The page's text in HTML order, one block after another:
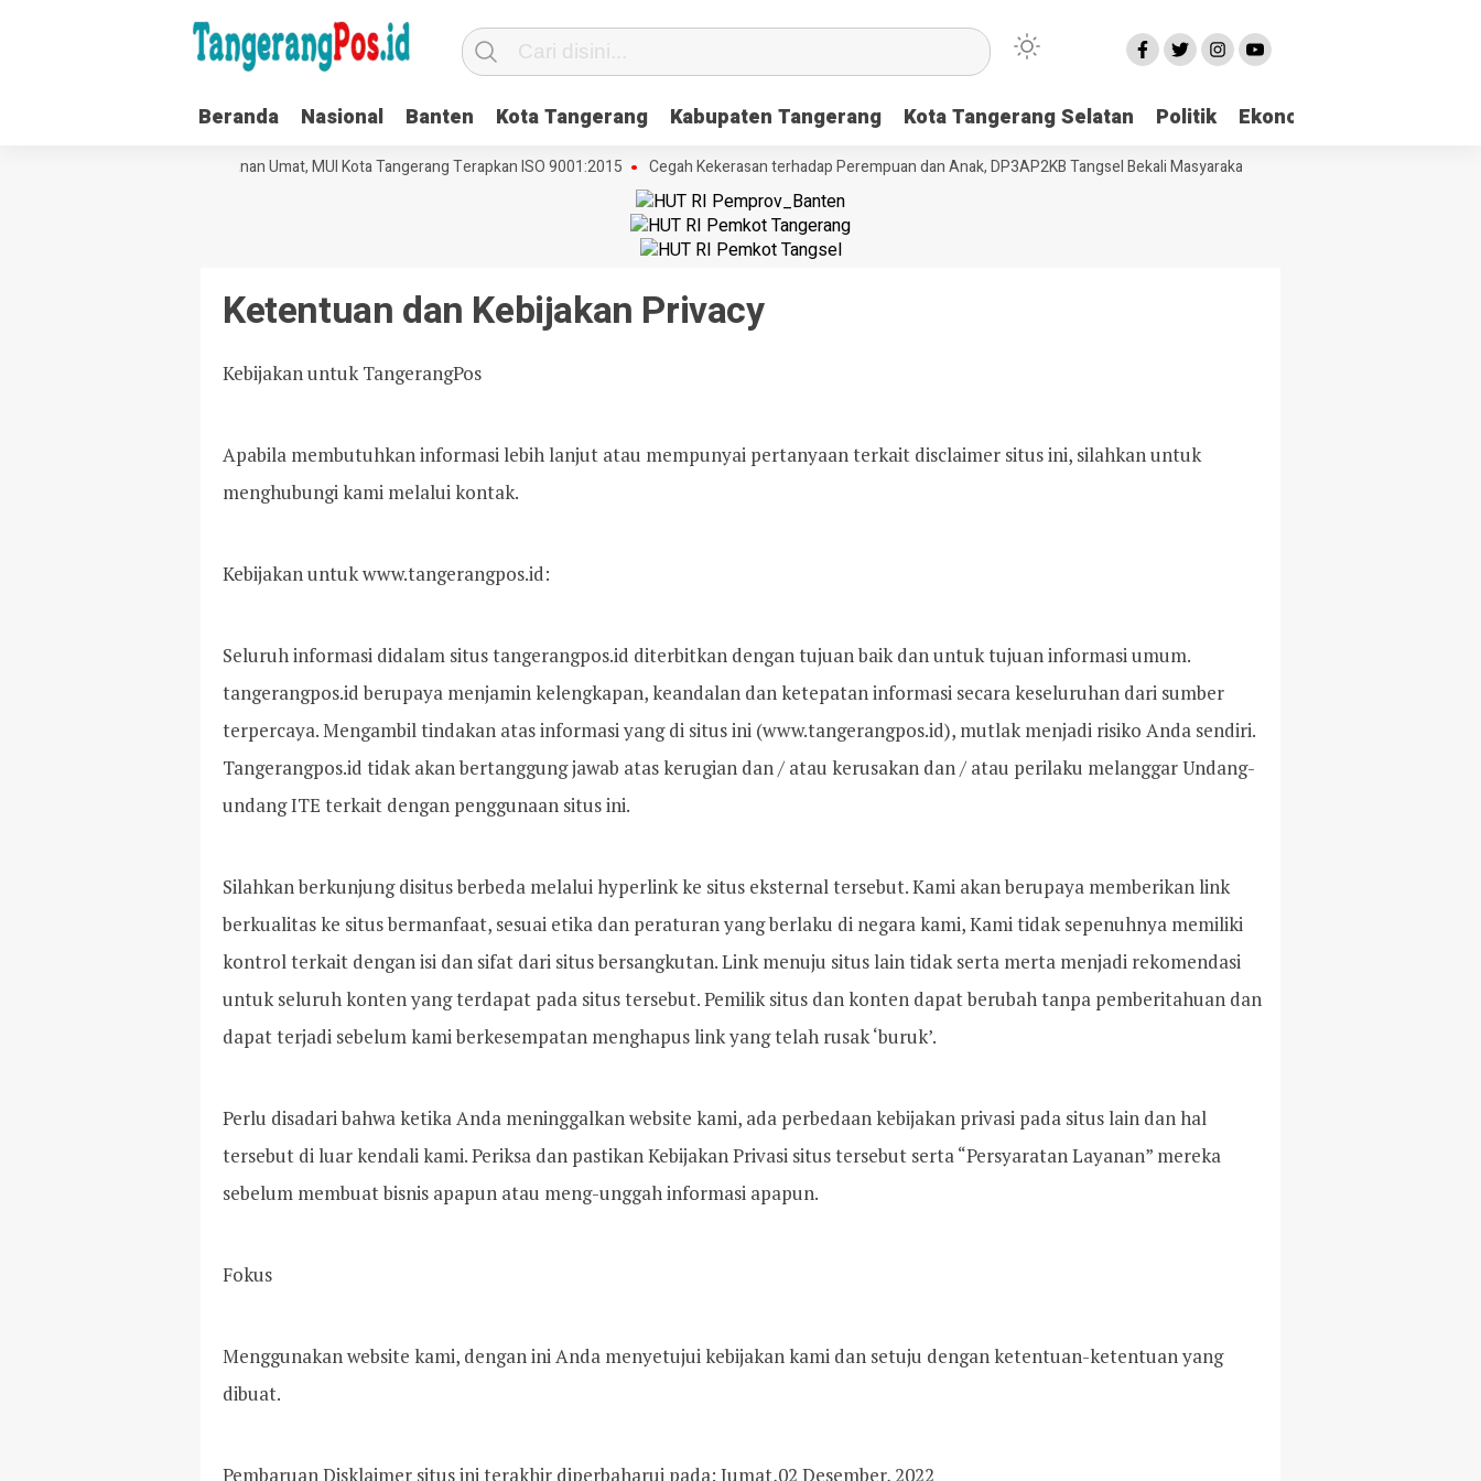
Beranda Nasional Banten Kota Tangerang Kabupaten Tangerang Kota Tangerang Selatan Politik Ekonomi
Kelola Organisasi dan Pelayanan Umat, MUI Kota Tangerang Terapkan ISO 9001:2015 Cegah Kekerasan terhadap Perempuan dan Anak, DP3AP2KB Tangsel Bekali Masyarakat Manajemen Stres dan Dukungan
Ketentuan dan Kebijakan Privacy
Kebijakan untuk TangerangPos
Apabila membutuhkan informasi lebih lanjut atau mempunyai pertanyaan terkait disclaimer situs ini, silahkan untuk
menghubungi kami melalui kontak.
Kebijakan untuk www.tangerangpos.id:
Seluruh informasi didalam situs tangerangpos.id diterbitkan dengan tujuan baik dan untuk tujuan informasi umum.
tangerangpos.id berupaya menjamin kelengkapan, keandalan dan ketepatan informasi secara keseluruhan dari sumber
terpercaya. Mengambil tindakan atas informasi yang di situs ini (www.tangerangpos.id), mutlak menjadi risiko Anda sendiri.
Tangerangpos.id tidak akan bertanggung jawab atas kerugian dan / atau kerusakan dan / atau perilaku melanggar Undang-
undang ITE terkait dengan penggunaan situs ini.
Silahkan berkunjung disitus berbeda melalui hyperlink ke situs eksternal tersebut. Kami akan berupaya memberikan link
berkualitas ke situs bermanfaat, sesuai etika dan peraturan yang berlaku di negara kami, Kami tidak sepenuhnya memiliki
kontrol terkait dengan isi dan sifat dari situs bersangkutan. Link menuju situs lain tidak serta merta menjadi rekomendasi
untuk seluruh konten yang terdapat pada situs tersebut. Pemilik situs dan konten dapat berubah tanpa pemberitahuan dan
dapat terjadi sebelum kami berkesempatan menghapus link yang telah rusak ‘buruk’.
Perlu disadari bahwa ketika Anda meninggalkan website kami, ada perbedaan kebijakan privasi pada situs lain dan hal
tersebut di luar kendali kami. Periksa dan pastikan Kebijakan Privasi situs tersebut serta “Persyaratan Layanan” mereka
sebelum membuat bisnis apapun atau meng-unggah informasi apapun.
Fokus
Menggunakan website kami, dengan ini Anda menyetujui kebijakan kami dan setuju dengan ketentuan-ketentuan yang
dibuat.
Pembaruan Disklaimer situs ini terakhir diperbaharui pada: Jumat,02 Desember, 2022